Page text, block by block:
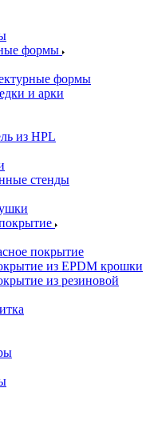
формы
формы
и арки
из HPL
стенды
покрытие
из EPDM крошки
из резиновой